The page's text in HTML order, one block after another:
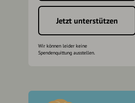
Jetzt unterstützen
Wir können leider keine
Spendenquittung ausstellen.